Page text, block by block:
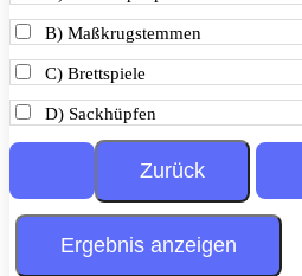
B) Maßkrugstemmen
C) Brettspiele
D) Sackhüpfen